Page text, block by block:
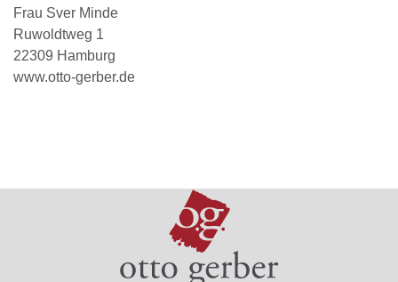
Frau Sver Minde
Ruwoldtweg 1
22309 Hamburg
www.otto-gerber.de